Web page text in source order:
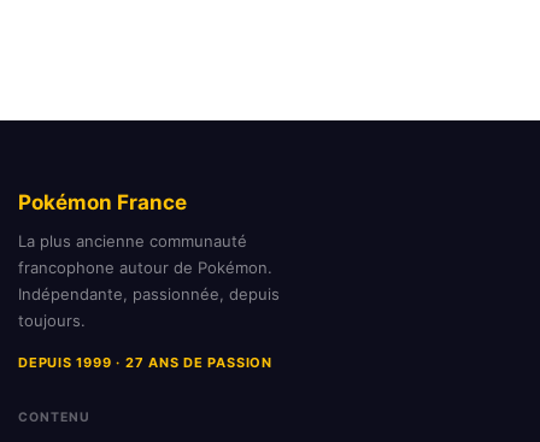
Pokémon France
La plus ancienne communauté
francophone autour de Pokémon.
Indépendante, passionnée, depuis
toujours.
DEPUIS 1999 · 27 ANS DE PASSION
CONTENU